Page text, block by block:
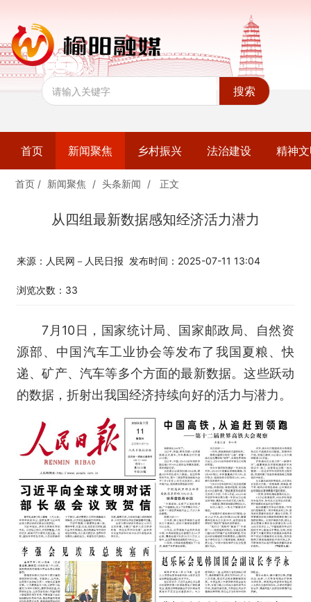
搜索
首页 新闻聚焦 乡村振兴 法治建设 精神
首页 / 新闻聚焦 / 头条新闻 / 正文
从四组最新数据感知经济活力潜力
来源：人民网－人民日报 发布时间：2025-07-11 13:04
浏览次数： 33
7月10日，国家统计局、国家邮政局、自然资
源部、中国汽车工业协会等发布了我国夏粮、快
递、矿产、汽车等多个方面的最新数据。这些跃动
的数据，折射出我国经济持续向好的活力与潜力。